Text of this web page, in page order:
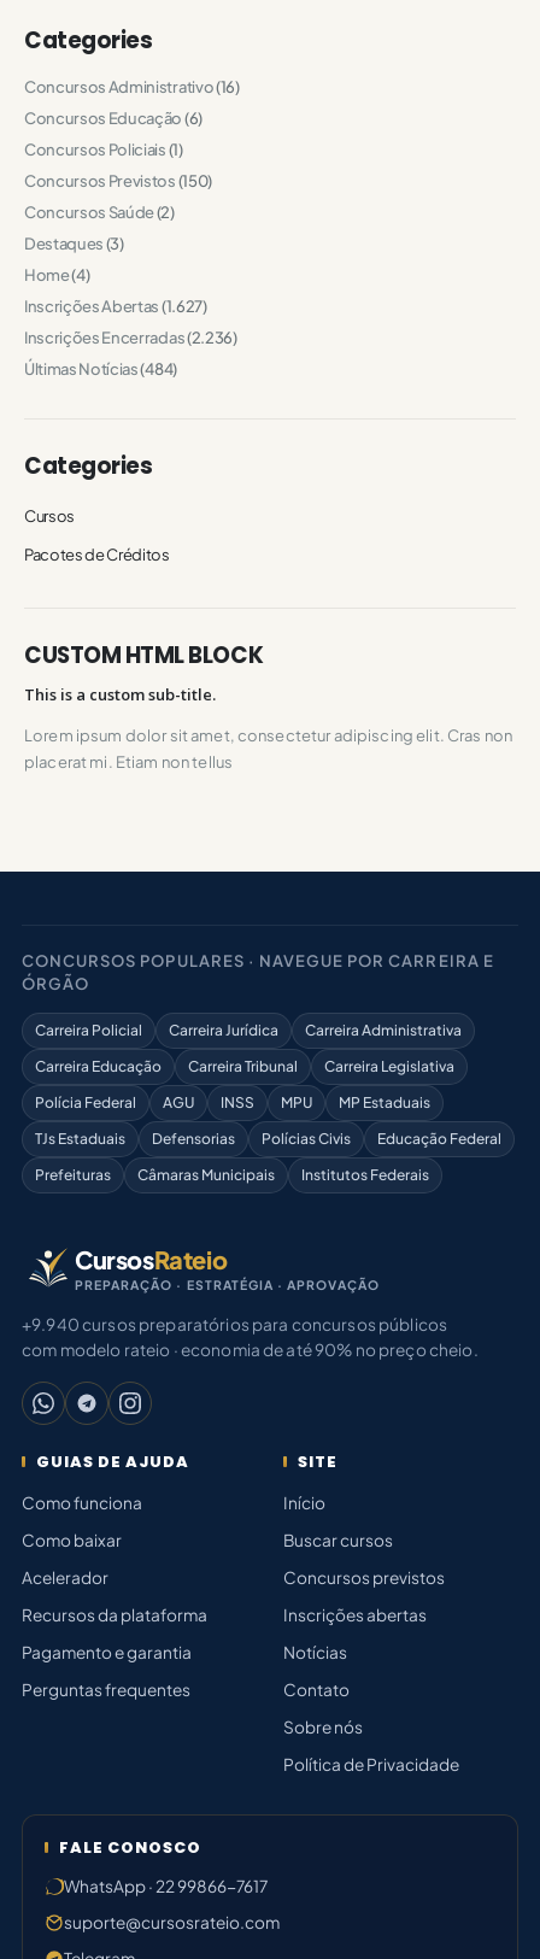
Categories
Concursos Administrativo(16)
Concursos Educação(6)
Concursos Policiais(1)
Concursos Previstos(150)
Concursos Saúde(2)
Destaques(3)
Home(4)
Inscrições Abertas(1.627)
Inscrições Encerradas(2.236)
Últimas Notícias(484)
Categories
Cursos
Pacotes de Créditos
CUSTOM HTML BLOCK
This is a custom sub-title.
Lorem ipsum dolor sit amet, consectetur adipiscing elit. Cras non
placerat mi. Etiam non tellus
CONCURSOS POPULARES · NAVEGUE POR CARREIRA E
ÓRGÃO
Carreira Policial Carreira Jurídica
Carreira Administrativa
Carreira Educação
Carreira Tribunal
Carreira Legislativa
Polícia Federal
AGU INSS MPU
MP Estaduais
TJs Estaduais
Defensorias Polícias Civis
Educação Federal
Prefeituras
Câmaras Municipais Institutos Federais
CursosRateio
PREPARAÇÃO · ESTRATÉGIA · APROVAÇÃO
+9.940 cursos preparatórios para concursos públicos
com modelo rateio · economia de até 90% no preço cheio.
GUIAS DE AJUDA
Como funciona
Como baixar
Acelerador
Recursos da plataforma
Pagamento e garantia
Perguntas frequentes
SITE
Início
Buscar cursos
Concursos previstos
Inscrições abertas
Notícias
Contato
Sobre nós
Política de Privacidade
FALE CONOSCO
WhatsApp · 22 99866-7617
suporte@cursosrateio.com